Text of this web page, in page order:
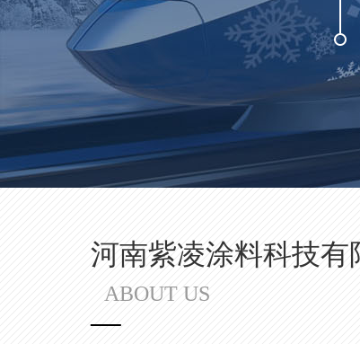
河南紫凌涂料科技有
ABOUT US